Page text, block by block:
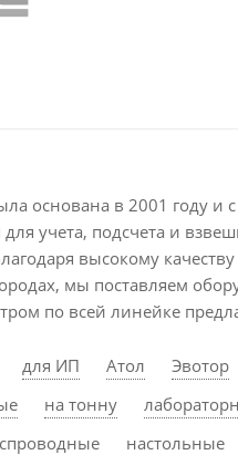
основана в 2001 году и
учета, подсчета и
высокому
мы поставляем
по всей линейке
для ИП Атол Эвотор
на тонну
настольные